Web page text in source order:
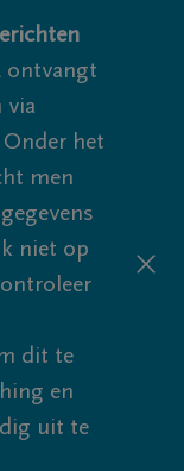
ontvangt
via
het
men
niet op
dit te
en
uit te